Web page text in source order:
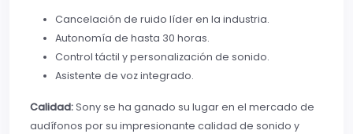
Cancelación de ruido líder en la industria.
Autonomía de hasta 30 horas.
Control táctil y personalización de sonido.
Asistente de voz integrado.
Calidad:Sony se ha ganado su lugar en el mercado de
audífonos por su impresionante calidad de sonido y